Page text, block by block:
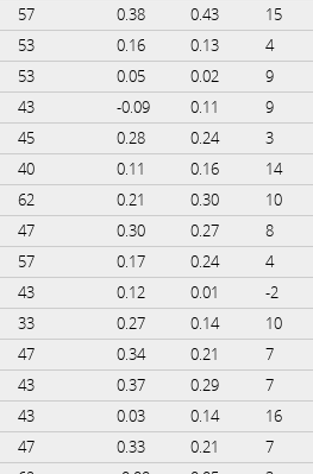
57 0.38 0.43 15
53 0.16 0.13 4
53 0.05 0.02 9
43 -0.09 0.11 9
45 0.28 0.24 3
40 0.11 0.16 14
62 0.21 0.30 10
47 0.30 0.27 8
57 0.17 0.24 4
43 0.12 0.01 -2
33 0.27 0.14 10
47 0.34 0.21 7
43 0.37 0.29 7
43 0.03 0.14 16
47 0.33 0.21 7